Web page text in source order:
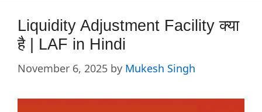
Liquidity Adjustment Facility क्या
है | LAF in Hindi
November 6, 2025 by Mukesh Singh